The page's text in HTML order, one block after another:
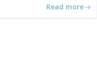
Read more